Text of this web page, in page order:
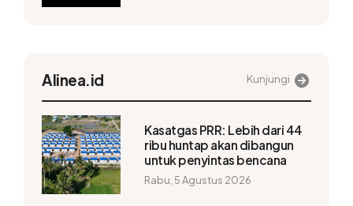
Alinea.id Kunjungi
Kasatgas PRR: Lebih dari 44
ribu huntap akan dibangun
untuk penyintas bencana
Rabu, 5 Agustus 2026